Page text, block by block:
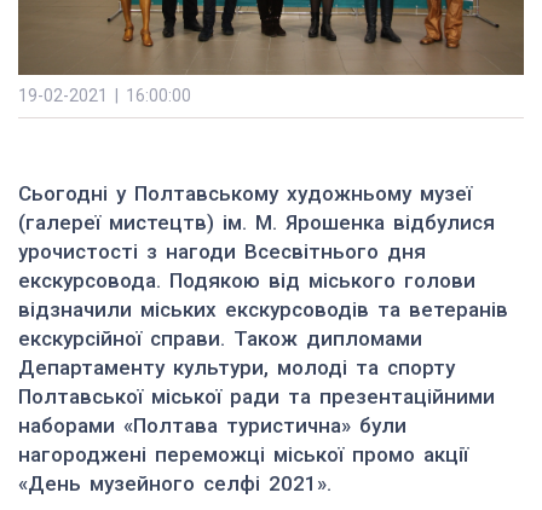
19-02-2021 | 16:00:00
Сьогодні у Полтавському художньому музеї
(галереї мистецтв) ім. М. Ярошенка відбулися
урочистості з нагоди Всесвітнього дня
екскурсовода. Подякою від міського голови
відзначили міських екскурсоводів та ветеранів
екскурсійної справи. Також дипломами
Департаменту культури, молоді та спорту
Полтавської міської ради та презентаційними
наборами «Полтава туристична» були
нагороджені переможці міської промо акції
«День музейного селфі 2021».